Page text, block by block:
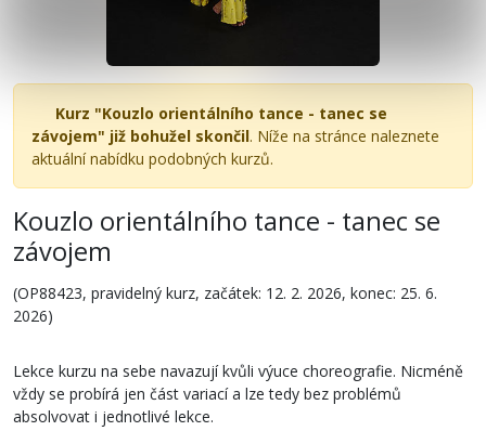
Kurz "Kouzlo orientálního tance - tanec se
závojem" již bohužel skončil. Níže na stránce naleznete
aktuální nabídku podobných kurzů.
Kouzlo orientálního tance - tanec se
závojem
(OP88423, pravidelný kurz, začátek: 12. 2. 2026, konec: 25. 6.
2026)
Lekce kurzu na sebe navazují kvůli výuce choreografie. Nicméně
vždy se probírá jen část variací a lze tedy bez problémů
absolvovat i jednotlivé lekce.